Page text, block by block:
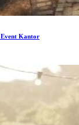
Event Kantor